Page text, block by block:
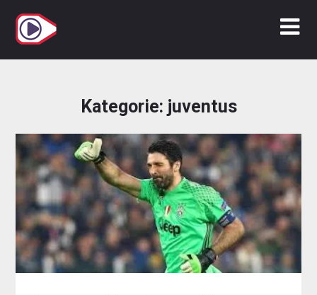
Inhalt
springen
Kategorie: juventus